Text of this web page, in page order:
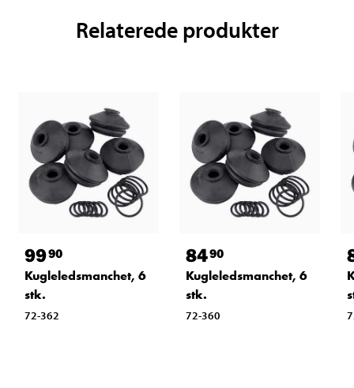
Relaterede produkter
9990
Kugleledsmanchet, 6
stk.
72-362
8490
Kugleledsmanchet, 6
stk.
72-360